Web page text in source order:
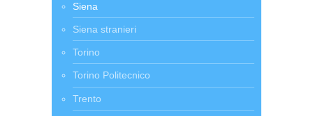
Siena
Siena stranieri
Torino
Torino Politecnico
Trento